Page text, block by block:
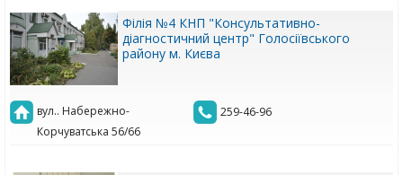
Філія №4 КНП "Консультативно-
діагностичний центр" Голосіївського
району м. Києва
вул.. Набережно-
Корчуватська 56/66
259-46-96